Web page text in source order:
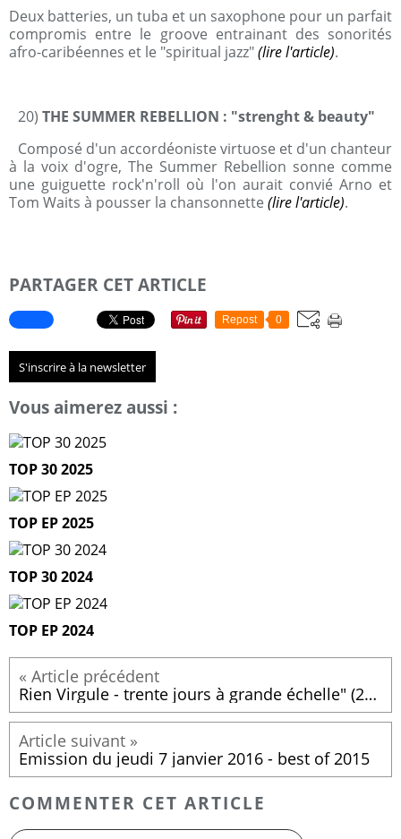
Deux batteries, un tuba et un saxophone pour un parfait
compromis entre le groove entrainant des sonorités
afro-caribéennes et le "spiritual jazz"(lire l'article).
20) THE SUMMER REBELLION : "strenght & beauty"
Composé d'un accordéoniste virtuose et d'un chanteur
à la voix d'ogre, The Summer Rebellion sonne comme
une guiguette rock'n'roll où l'on aurait convié Arno et
Tom Waits à pousser la chansonnette (lire l'article).
PARTAGER CET ARTICLE
Repost 0
S'inscrire à la newsletter
Vous aimerez aussi :
TOP 30 2025
TOP EP 2025
TOP 30 2024
TOP EP 2024
Rien Virgule - trente jours à grande échelle" (2015)
Emission du jeudi 7 janvier 2016 - best of 2015
COMMENTER CET ARTICLE